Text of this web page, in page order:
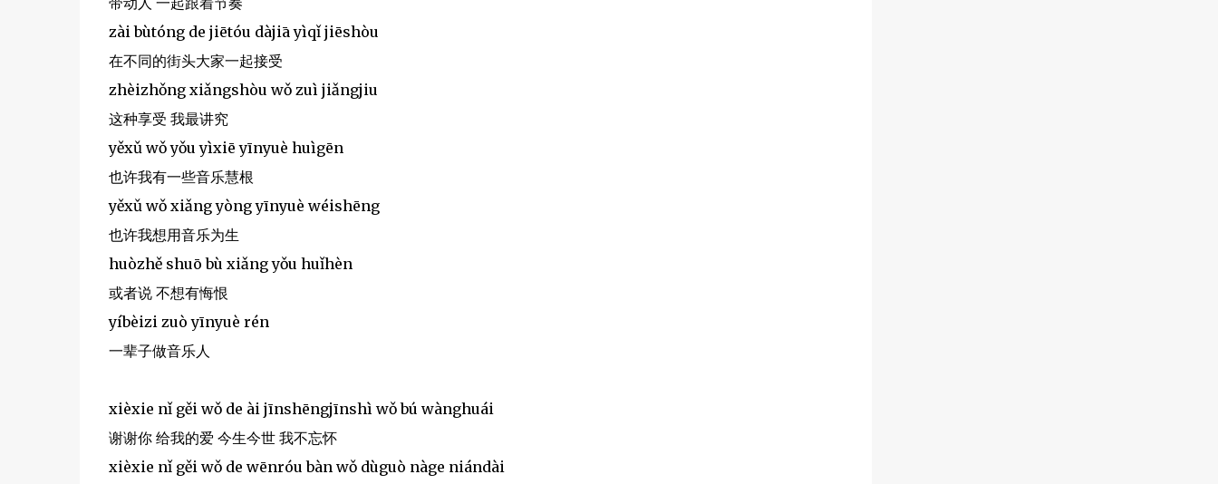
zài bùtóng de jiētóu dàjiā yìqǐ jiēshòu
在不同的街头大家一起接受
zhèizhǒng xiǎngshòu wǒ zuì jiǎngjiu
这种享受 我最讲究
yěxǔ wǒ yǒu yìxiē yīnyuè huìgēn
也许我有一些音乐慧根
yěxǔ wǒ xiǎng yòng yīnyuè wéishēng
也许我想用音乐为生
huòzhě shuō bù xiǎng yǒu huǐhèn
或者说 不想有悔恨
yíbèizi zuò yīnyuè rén
一辈子做音乐人
xièxie nǐ gěi wǒ de ài jīnshēngjīnshì wǒ bú wànghuái
谢谢你 给我的爱 今生今世 我不忘怀
xièxie nǐ gěi wǒ de wēnróu bàn wǒ dùguò nàge niándài